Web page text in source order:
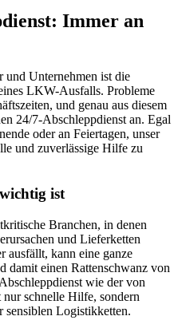
Immer an
und Unternehmen ist die
LKW-Ausfalls. Probleme
und genau aus diesem
24/7-Abschleppdienst an. Egal
oder an Feiertagen, unser
und zuverlässige Hilfe zu
ist
Branchen, in denen
und Lieferketten
ausfällt, kann eine ganze
damit einen Rattenschwanz von
wie der von
schnelle Hilfe, sondern
sensiblen Logistikketten.